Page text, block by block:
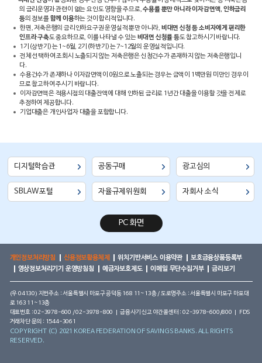
의 금리운영과 관련이 없는 요인도 영향을 주므로,수용률 뿐만 아니라 이자감면액, 인하금리
등의 정보를함께 이용하는 것이 합리적입니다.
한편, 저축은행의 금리인하요구권 운영실적 뿐만 아니라, 비대면 신청 등 소비자에게 편리한
인프라 구축도 중요하므로, 이를 나타낼 수 있는비대면 신청률 등도 참고하시기 바랍니다.
1기(상반기)는 1~6월, 2기(하반기)는 7~12월의 운영실적입니다.
전체 선택하여 조회시 노출되지 않는 저축은행은 신청건수가 존재하지 않는 저축은행입니
다.
수용건수가 존재하나 이자감면액이 0원으로 노출되는 경우는 금액이 1백만원 미만인 경우이
므로 참고하여 주시기 바랍니다.
이자감면액은 적용시점의 대출잔액에 대해 인하된 금리로 1년간 대출을 이용할 것을 전제로
추정하여 제공합니다.
기업대출은 개인사업자 대출을 포함합니다.
디지털학습관 공동구매 광고심의
SBLAW포털 자율규제위원회 자회사 소식
PC 화면
개인정보처리방침 신용정보활용체제 위치기반서비스 이용약관
보호금융상품등록부
영상정보처리기기 운영방침침
예금자보호제도 이메일 무단수집거부 금리보기
(우 04130) 지번주소 : 서울특별시 마포구 공덕동 168 11~13층 / 도로명주소 : 서울특별시 마포구 마포대
로 163 11~13층
대표번호 : 02-3978-600 / 02-3978-800 | 금융사기 신고 야간콜센터 : 02-3978-600/800 | FDS
거래차단 문의 : 1544-3061
COPYRIGHT (C) 2021 KOREA FEDERATION OF SAVINGS BANKS. ALL RIGHTS
RESERVED.